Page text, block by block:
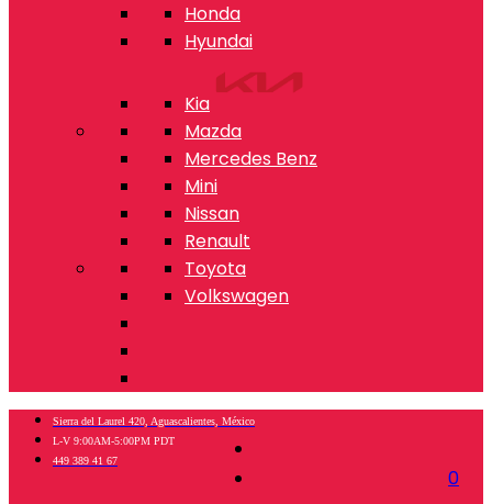
Honda
Hyundai
Kia
Mazda
Mercedes Benz
Mini
Nissan
Renault
Toyota
Volkswagen
0
Sierra del Laurel 420, Aguascalientes, México
L-V 9:00AM-5:00PM PDT
449 389 41 67